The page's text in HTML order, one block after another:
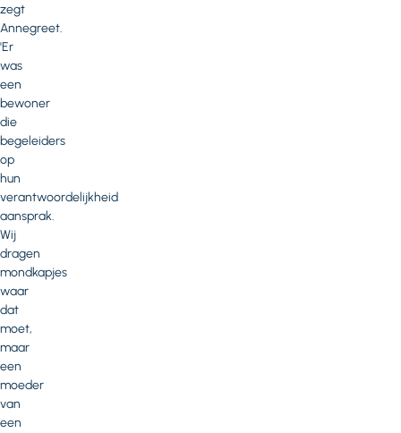
zegt
Annegreet.
'Er
was
een
bewoner
die
begeleiders
op
hun
verantwoordelijkheid
aansprak.
Wij
dragen
mondkapjes
waar
dat
moet,
maar
een
moeder
van
een